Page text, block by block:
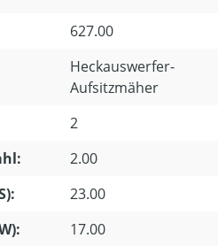
627.00
Heckauswerfer-
Aufsitzmäher
2
2.00
23.00
17.00